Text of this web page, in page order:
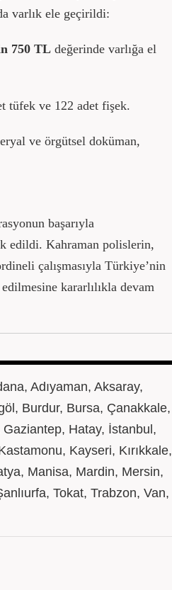
varlık ele geçirildi:
750 TL değerinde varlığa el
tüfek ve 122 adet fişek.
ve örgütsel doküman,
başarıyla
edildi. Kahraman polislerin,
çalışmasıyla Türkiye’nin
kararlılıkla devam
Adıyaman, Aksaray,
Burdur, Bursa, Çanakkale,
Gaziantep, Hatay, İstanbul,
Kayseri, Kırıkkale,
Manisa, Mardin, Mersin,
Tokat, Trabzon, Van,